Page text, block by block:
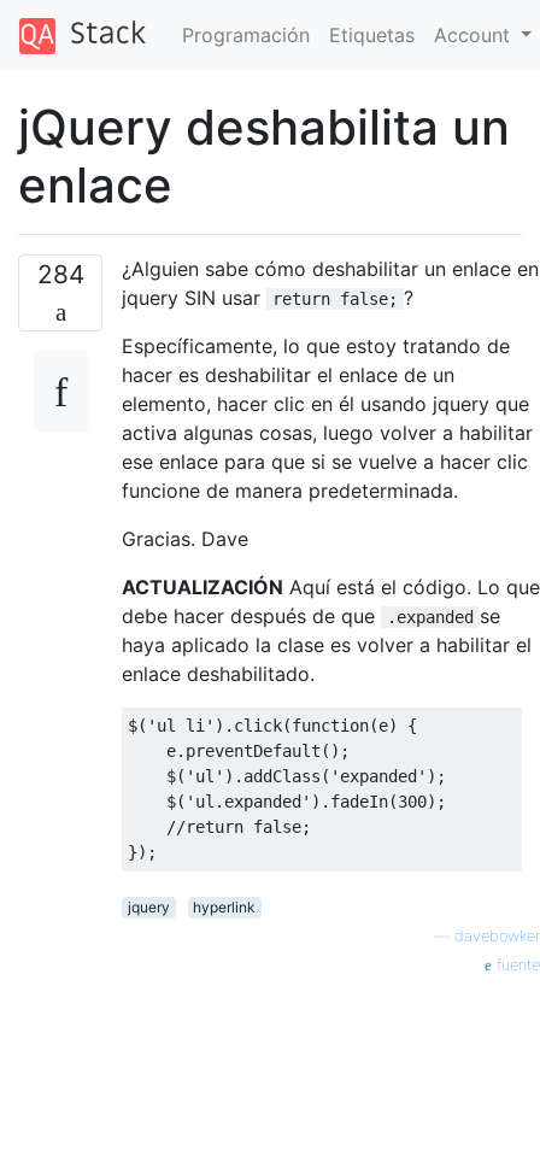
Programación Etiquetas Account
jQuery deshabilita un
enlace
284
¿Alguien sabe cómo deshabilitar un enlace en
jquery SIN usar
return false; ?
Específicamente, lo que estoy tratando de
hacer es deshabilitar el enlace de un
elemento, hacer clic en él usando jquery que
activa algunas cosas, luego volver a habilitar
ese enlace para que si se vuelve a hacer clic
funcione de manera predeterminada.
Gracias. Dave
ACTUALIZACIÓN Aquí está el código. Lo que
debe hacer después de que
.expanded se
haya aplicado la clase es volver a habilitar el
enlace deshabilitado.
$( 'ul li' ). click(function(e)
{
    e
. preventDefault ();
    $
( 'ul' ). addClass ( 'expanded' );
    $
( 'ul.expanded' ). fadeIn(300);
//return false;
});
jquery
hyperlink
davebowker
fuente